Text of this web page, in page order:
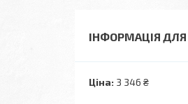
ІНФОРМАЦІЯ
Ціна: 3 346 ₴